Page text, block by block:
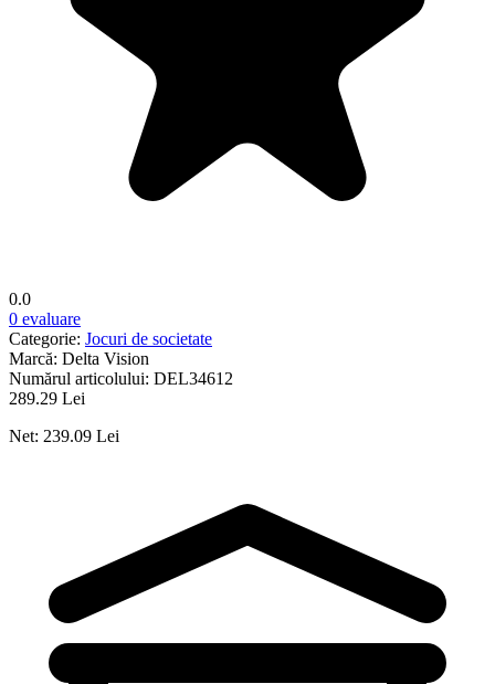
0.0
0 evaluare
Categorie: Jocuri de societate
Marcă: Delta Vision
Numărul articolului: DEL34612
289.29 Lei
Net: 239.09 Lei